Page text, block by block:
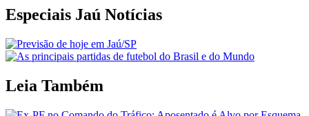
Especiais Jaú Notícias
Leia Também